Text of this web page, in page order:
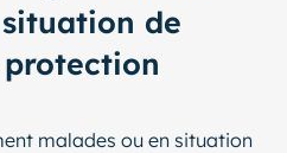
de
malades ou en situation